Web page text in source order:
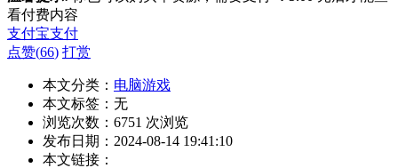
看付费内容
支付宝支付
点赞(66) 打赏
本文分类： 电脑游戏
本文标签：无
浏览次数： 6751 次浏览
发布日期：2024-08-14 19:41:10
本文链接：